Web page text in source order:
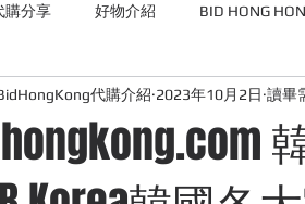
購分享 好物介紹 BID HONG
站介紹 ABOUT ME ABOUT
購物 台灣代購網站
代購介紹 2023年10月2日 讀畢